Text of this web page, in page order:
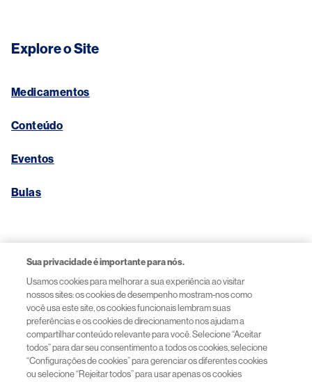
Explore o Site
Medicamentos
Conteúdo
Eventos
Bulas
Aviso de Privacidade
Termos de Uso
Acessibilidade
Sua privacidade é importante para nós.
Usamos cookies para melhorar a sua experiência ao visitar
nossos sites: os cookies de desempenho mostram-nos como
você usa este site, os cookies funcionais lembram suas
preferências e os cookies de direcionamento nos ajudam a
compartilhar conteúdo relevante para você. Selecione “Aceitar
todos” para dar seu consentimento a todos os cookies, selecione
“Configurações de cookies” para gerenciar os diferentes cookies
ou selecione “Rejeitar todos” para usar apenas os cookies